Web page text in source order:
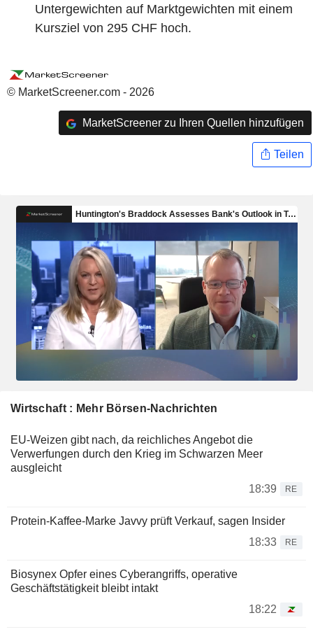
Untergewichten auf Marktgewichten mit einem
Kursziel von 295 CHF hoch.
© MarketScreener.com - 2026
MarketScreener zu Ihren Quellen hinzufügen
Teilen
Wirtschaft : Mehr Börsen-Nachrichten
EU-Weizen gibt nach, da reichliches Angebot die
Verwerfungen durch den Krieg im Schwarzen Meer
ausgleicht
18:39
RE
Protein-Kaffee-Marke Javvy prüft Verkauf, sagen Insider
18:33
RE
Biosynex Opfer eines Cyberangriffs, operative
Geschäftstätigkeit bleibt intakt
18:22